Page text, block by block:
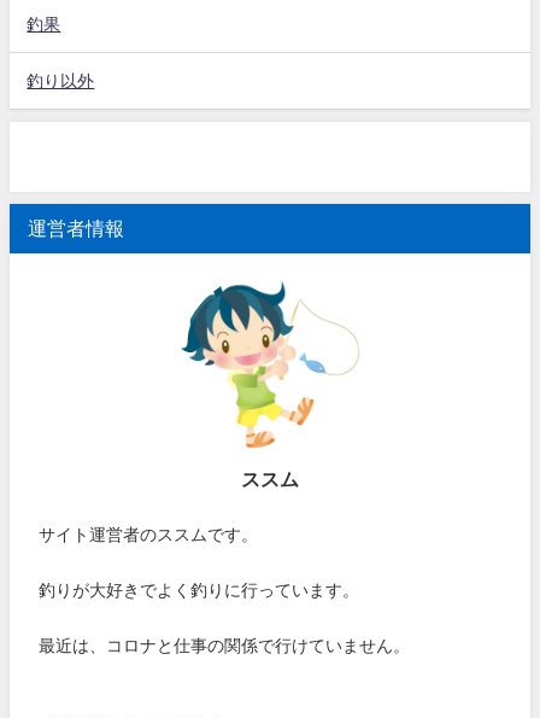
釣果
釣り以外
運営者情報
ススム
サイト運営者のススムです。
釣りが大好きでよく釣りに行っています。
最近は、コロナと仕事の関係で行けていません。